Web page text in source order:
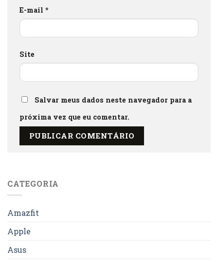
E-mail *
Site
Salvar meus dados neste navegador para a
próxima vez que eu comentar.
CATEGORIA
Amazfit
Apple
Asus